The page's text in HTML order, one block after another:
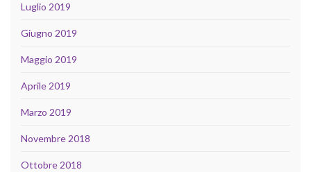
Luglio 2019
Giugno 2019
Maggio 2019
Aprile 2019
Marzo 2019
Novembre 2018
Ottobre 2018